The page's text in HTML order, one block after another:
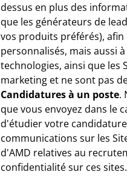
dessus en plus des
que les générateurs de
vos produits préférés),
personnalisés, mais aussi
technologies, ainsi que les
marketing et ne sont pas
Candidatures à un poste.
que vous envoyez dans le
d'étudier votre
communications sur les
d'AMD relatives au
confidentialité sur ces sites.